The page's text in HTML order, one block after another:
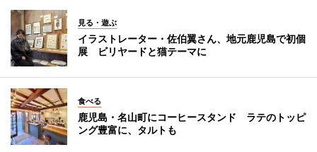
見る・遊ぶ
イラストレーター・佐伯翼さん、地元鹿児島で初個
展 ビリヤードと猫テーマに
食べる
鹿児島・名山町にコーヒースタンド ラテのトッピ
ング豊富に、タルトも